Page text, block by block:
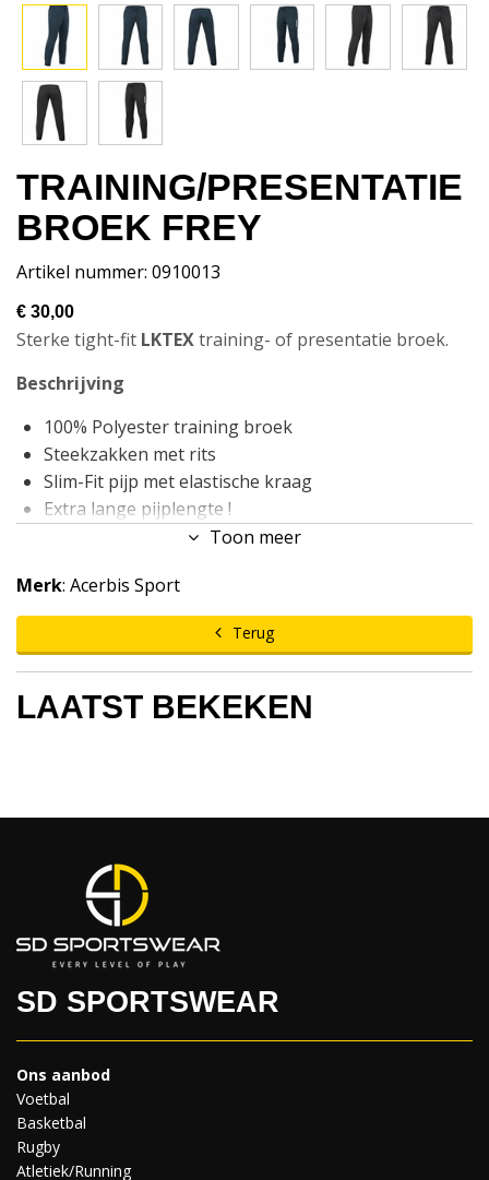
TRAINING/PRESENTATIE
BROEK FREY
Artikel nummer: 0910013
€ 30,00
Sterke tight-fit LKTEXtraining- of presentatie broek.
Beschrijving
100% Polyester training broek
Steekzakken met rits
Slim-Fit pijp met elastische kraag
Extra lange pijplengte !
ACERBIS Quick-Dry System
190 gram
Maten: 5XS-4XL.
Toon meer
Merk: Acerbis Sport
Terug
LAATST BEKEKEN
SD SPORTSWEAR
Ons aanbod
Voetbal
Basketbal
Rugby
Atletiek/Running